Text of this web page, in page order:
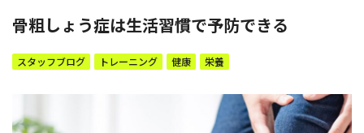
骨粗しょう症は生活習慣で予防できる
スタッフブログ トレーニング 健康 栄養